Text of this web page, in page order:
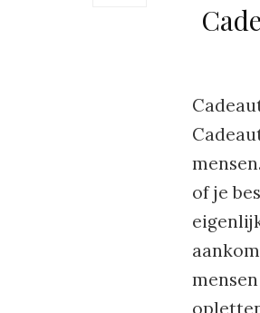
of je
mensen